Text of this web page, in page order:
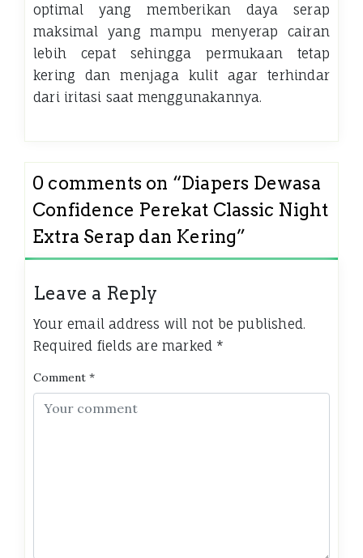
optimal yang memberikan daya serap
maksimal yang mampu menyerap cairan
lebih cepat sehingga permukaan tetap
kering dan menjaga kulit agar terhindar
dari iritasi saat menggunakannya.
0 comments on “Diapers Dewasa
Confidence Perekat Classic Night
Extra Serap dan Kering”
Leave a Reply
Your email address will not be published.
Required fields are marked *
Comment *